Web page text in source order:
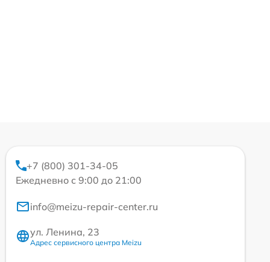
+7 (800) 301-34-05
Ежедневно с 9:00 до 21:00
info@meizu-repair-center.ru
ул. Ленина, 23
Адрес сервисного центра Meizu